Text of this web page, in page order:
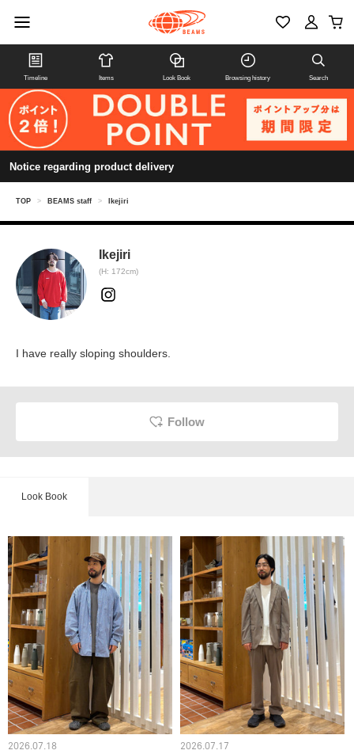
Timeline Items Look Book Browsing history Search
Notice regarding product delivery
TOP > BEAMS staff > Ikejiri
Ikejiri
(H: 172cm)
I have really sloping shoulders.
Follow
Look Book
2026.07.18 2026.07.17